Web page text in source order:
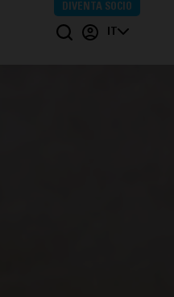
DIVENTA SOCIO
IT